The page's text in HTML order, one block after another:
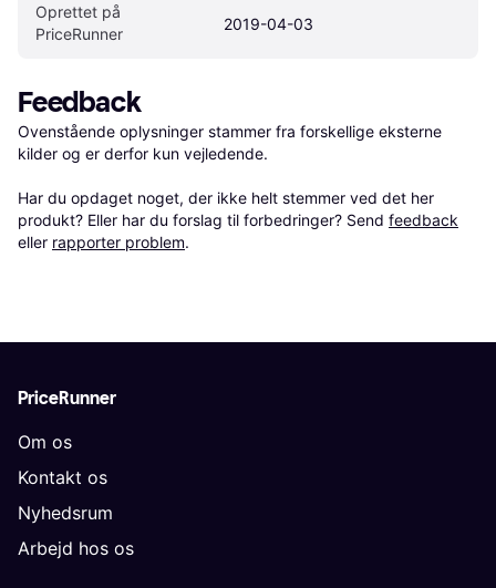
Oprettet på
PriceRunner
2019-04-03
Feedback
Ovenstående oplysninger stammer fra forskellige eksterne
kilder og er derfor kun vejledende.
Har du opdaget noget, der ikke helt stemmer ved det her
produkt? Eller har du forslag til forbedringer? Send feedback
eller rapporter problem.
PriceRunner
Om os
Kontakt os
Nyhedsrum
Arbejd hos os